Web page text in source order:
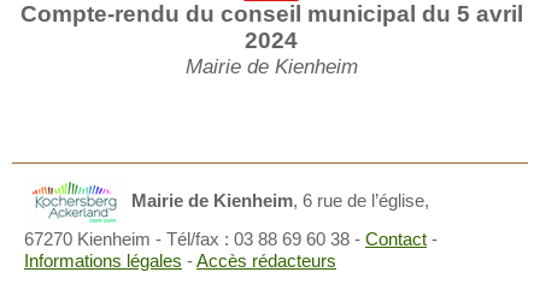
Compte-rendu du conseil municipal du 5 avril
2024
Mairie de Kienheim
Mairie de Kienheim, 6 rue de l’église,
67270 Kienheim - Tél/fax : 03 88 69 60 38 - Contact -
Informations légales -Accès rédacteurs